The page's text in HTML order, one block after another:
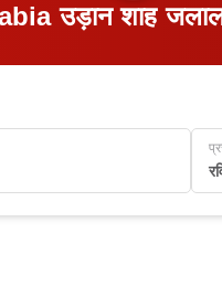
उड़ान शाह जलाल